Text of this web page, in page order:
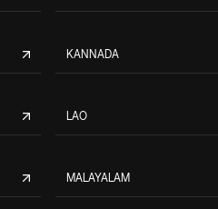
KANNADA
LAO
MALAYALAM